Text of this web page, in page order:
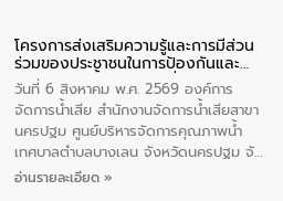
ประชาชน ตัวแทนจากโรงแรมต่างๆ ในเขต
เทศบาลตำบลราไวย์ ศูนย์บริหารจัดการ
คุณภาพน้ำเทศบาลตำบลราไวย์ นำโดยนาย
น้อย แก้วเศษ ผู้จัดการสำนักงานจัดการน้ำ
เสียสาขาภูเก็ต พร้อมด้วยเจ้าหน้าที่ จำนวน
5 คน ร่วมทำกิจกรรม ทำความสะอาด
ชายหาดและแหล่งท่องเที่ยว ณ บริเวณ
โครงการส่งเสริมความรู้และการมีส่วน
ร่วมของประชาชนในการป้องกันและ
แก้ไขปัญหาน้ำเสียอย่างยั่งยืน
วันที่ 6 สิงหาคม พ.ศ. 2569 องค์การ
จัดการน้ำเสีย สำนักงานจัดการน้ำเสียสาขา
นครปฐม ศูนย์บริหารจัดการคุณภาพน้ำ
เทศบาลตำบลบางเลน จังหวัดนครปฐม จัด
กิจกรรมภายใต้โครงการส่งเสริมความรู้และ
อ่านรายละเอียด »